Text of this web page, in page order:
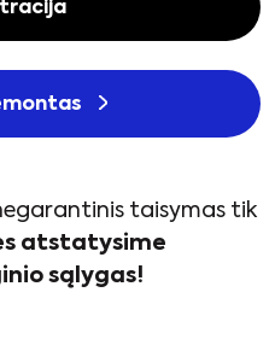
taisymas tik
atstatysime
sąlygas!